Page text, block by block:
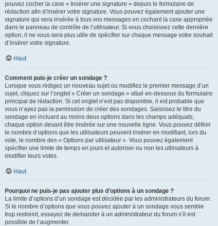
pouvez cocher la case « Insérer une signature » depuis le formulaire de
rédaction afin d’insérer votre signature. Vous pouvez également ajouter une
signature qui sera insérée à tous vos messages en cochant la case appropriée
dans le panneau de contrôle de l’utilisateur. Si vous choisissez cette dernière
option, il ne vous sera plus utile de spécifier sur chaque message votre souhait
d’insérer votre signature.
Haut
Comment puis-je créer un sondage ?
Lorsque vous rédigez un nouveau sujet ou modifiez le premier message d’un
sujet, cliquez sur l’onglet « Créer un sondage » situé en-dessous du formulaire
principal de rédaction. Si cet onglet n’est pas disponible, il est probable que
vous n’ayez pas la permission de créer des sondages. Saisissez le titre du
sondage en incluant au moins deux options dans les champs adéquats,
chaque option devant être insérée sur une nouvelle ligne. Vous pouvez définir
le nombre d’options que les utilisateurs peuvent insérer en modifiant, lors du
vote, le nombre des « Options par utilisateur ». Vous pouvez également
spécifier une limite de temps en jours et autoriser ou non les utilisateurs à
modifier leurs votes.
Haut
Pourquoi ne puis-je pas ajouter plus d’options à un sondage ?
La limite d’options d’un sondage est décidée par les administrateurs du forum.
Si le nombre d’options que vous pouvez ajouter à un sondage vous semble
trop restreint, essayez de demander à un administrateur du forum s’il est
possible de l’augmenter.